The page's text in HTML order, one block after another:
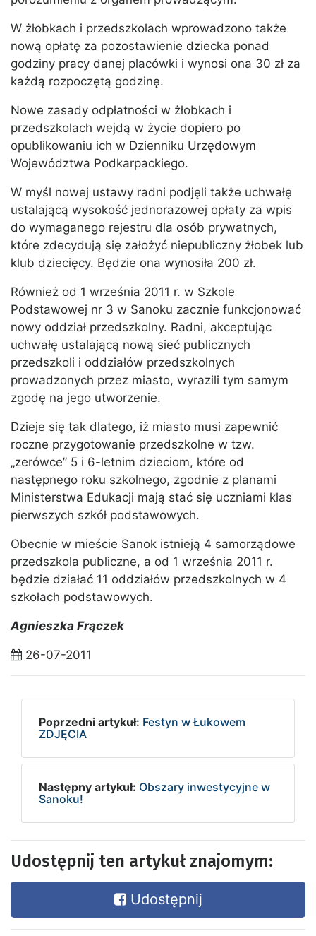
W żłobkach i przedszkolach wprowadzono także
nową opłatę za pozostawienie dziecka ponad
godziny pracy danej placówki i wynosi ona 30 zł za
każdą rozpoczętą godzinę.
Nowe zasady odpłatności w żłobkach i
przedszkolach wejdą w życie dopiero po
opublikowaniu ich w Dzienniku Urzędowym
Województwa Podkarpackiego.
W myśl nowej ustawy radni podjęli także uchwałę
ustalającą wysokość jednorazowej opłaty za wpis
do wymaganego rejestru dla osób prywatnych,
które zdecydują się założyć niepubliczny żłobek lub
klub dziecięcy. Będzie ona wynosiła 200 zł.
Również od 1 września 2011 r. w Szkole
Podstawowej nr 3 w Sanoku zacznie funkcjonować
nowy oddział przedszkolny. Radni, akceptując
uchwałę ustalającą nową sieć publicznych
przedszkoli i oddziałów przedszkolnych
prowadzonych przez miasto, wyrazili tym samym
zgodę na jego utworzenie.
Dzieje się tak dlatego, iż miasto musi zapewnić
roczne przygotowanie przedszkolne w tzw.
„zerówce” 5 i 6-letnim dzieciom, które od
następnego roku szkolnego, zgodnie z planami
Ministerstwa Edukacji mają stać się uczniami klas
pierwszych szkół podstawowych.
Obecnie w mieście Sanok istnieją 4 samorządowe
przedszkola publiczne, a od 1 września 2011 r.
będzie działać 11 oddziałów przedszkolnych w 4
szkołach podstawowych.
Agnieszka Frączek
26-07-2011
Poprzedni artykuł: Festyn w Łukowem
ZDJĘCIA
Następny artykuł: Obszary inwestycyjne w
Sanoku!
Udostępnij ten artykuł znajomym:
Udostępnij